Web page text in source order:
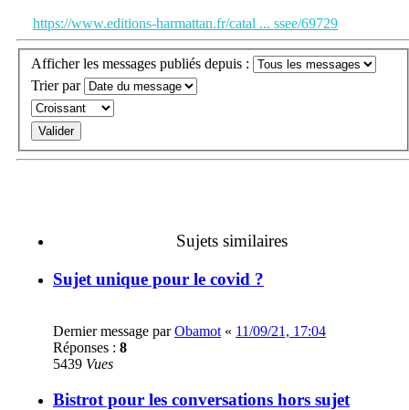
https://www.editions-harmattan.fr/catal ... ssee/69729
Afficher les messages publiés depuis :
Trier par
Sujets similaires
Sujet unique pour le covid ?
Dernier message parObamot « 11/09/21, 17:04
Réponses : 8
5439 Vues
Bistrot pour les conversations hors sujet